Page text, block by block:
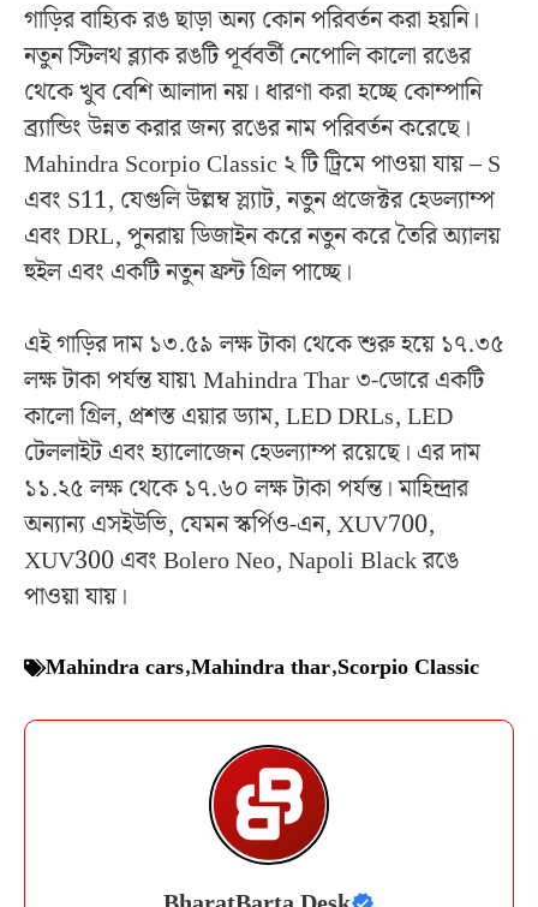
গাড়ির বাহ্যিক রঙ ছাড়া অন্য কোন পরিবর্তন করা হয়নি।
নতুন স্টিলথ ব্ল্যাক রঙটি পূর্ববর্তী নেপোলি কালো রঙের
থেকে খুব বেশি আলাদা নয়। ধারণা করা হচ্ছে কোম্পানি
ব্র্যান্ডিং উন্নত করার জন্য রঙের নাম পরিবর্তন করেছে।
Mahindra Scorpio Classic ২ টি ট্রিমে পাওয়া যায় – S
এবং S11, যেগুলি উল্লম্ব স্ল্যাট, নতুন প্রজেক্টর হেডল্যাম্প
এবং DRL, পুনরায় ডিজাইন করে নতুন করে তৈরি অ্যালয়
হুইল এবং একটি নতুন ফ্রন্ট গ্রিল পাচ্ছে।
এই গাড়ির দাম ১৩.৫৯ লক্ষ টাকা থেকে শুরু হয়ে ১৭.৩৫
লক্ষ টাকা পর্যন্ত যায়৷ Mahindra Thar ৩-ডোরে একটি
কালো গ্রিল, প্রশস্ত এয়ার ড্যাম, LED DRLs, LED
টেললাইট এবং হ্যালোজেন হেডল্যাম্প রয়েছে। এর দাম
১১.২৫ লক্ষ থেকে ১৭.৬০ লক্ষ টাকা পর্যন্ত। মাহিন্দ্রার
অন্যান্য এসইউভি, যেমন স্কর্পিও-এন, XUV700,
XUV300 এবং Bolero Neo, Napoli Black রঙে
পাওয়া যায়।
Mahindra cars,Mahindra thar,Scorpio Classic